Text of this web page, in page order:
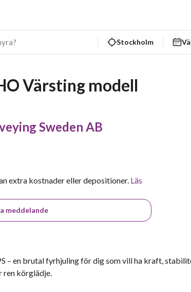
Stockholm
Värsting modell
Sweden AB
extra kostnader eller depositioner. Läs
meddelande
– en brutal fyrhjuling för dig som vill ha kraft,
ren körglädje.